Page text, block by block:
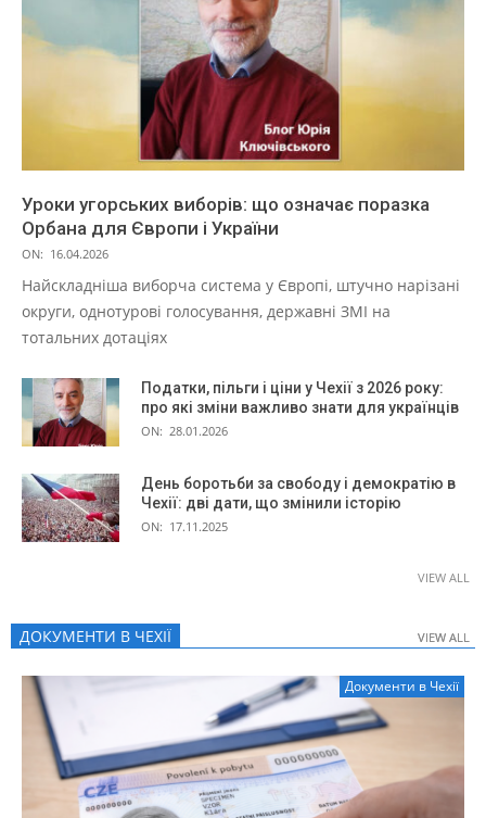
Уроки угорських виборів: що означає поразка
Орбана для Європи і України
ON: 16.04.2026
Найскладніша виборча система у Європі, штучно нарізані
округи, однотурові голосування, державні ЗМІ на
тотальних дотаціях
Податки, пільги і ціни у Чехії з 2026 року:
про які зміни важливо знати для українців
ON: 28.01.2026
День боротьби за свободу і демократію в
Чехії: дві дати, що змінили історію
ON: 17.11.2025
VIEW ALL
ДОКУМЕНТИ В ЧЕХІЇ VIEW ALL
Документи в Чехії
VIEW ALL